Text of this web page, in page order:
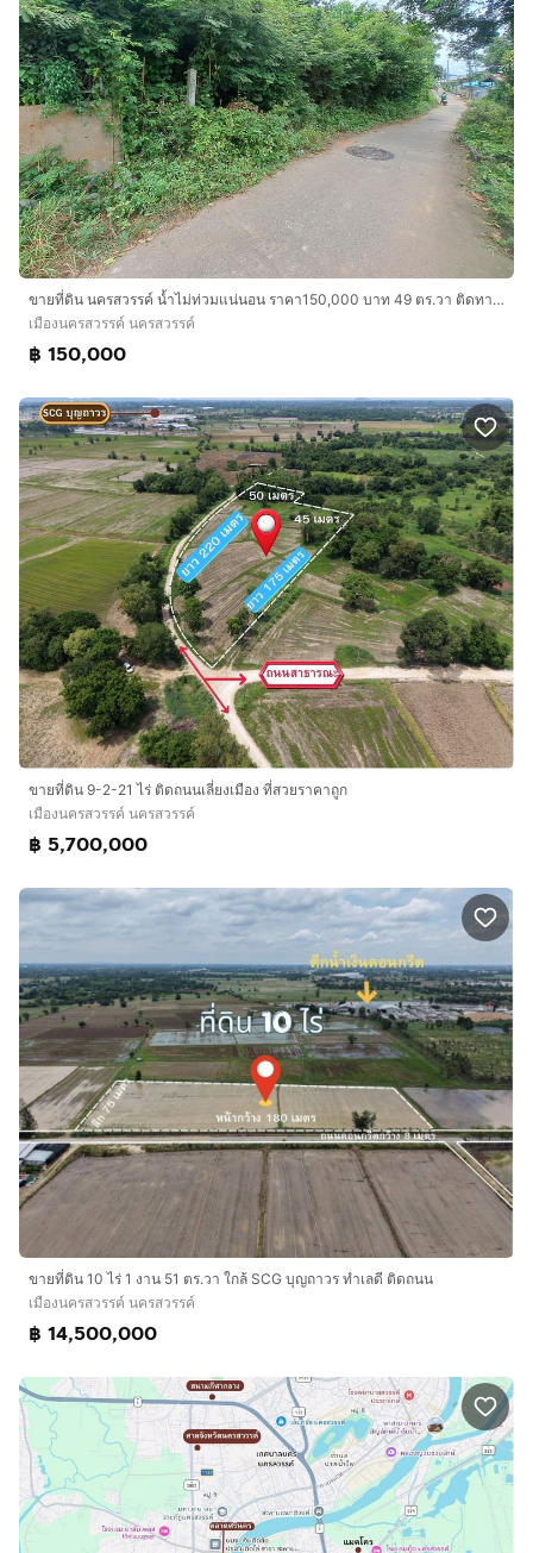
ขายที่ดิน นครสวรรค์ น้ำไม่ท่วมแน่นอน ราคา150,000 บาท 49 ตร.วา ติดทางสาธารณะ (ราชพัสดุ)
เมืองนครสวรรค์ นครสวรรค์
฿ 150,000
ขายที่ดิน 9-2-21 ไร่ ติดถนนเลี่ยงเมือง ที่สวยราคาถูก
เมืองนครสวรรค์ นครสวรรค์
฿ 5,700,000
ขายที่ดิน 10 ไร่ 1 งาน 51 ตร.วา ใกล้ SCG บุญถาวร ทำเลดี ติดถนน
เมืองนครสวรรค์ นครสวรรค์
฿ 14,500,000